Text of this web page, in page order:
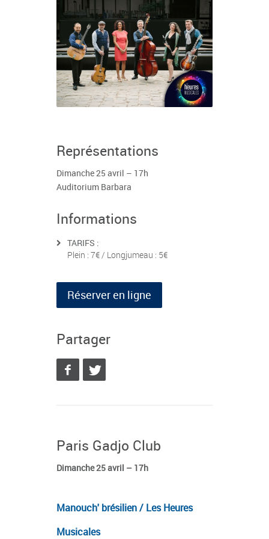
Représentations
Dimanche 25 avril – 17h
Auditorium Barbara
Informations
TARIFS :
Plein : 7€ / Longjumeau : 5€
Réserver en ligne
Partager
Paris Gadjo Club
Dimanche 25 avril – 17h
Manouch' brésilien/ Les Heures
Musicales